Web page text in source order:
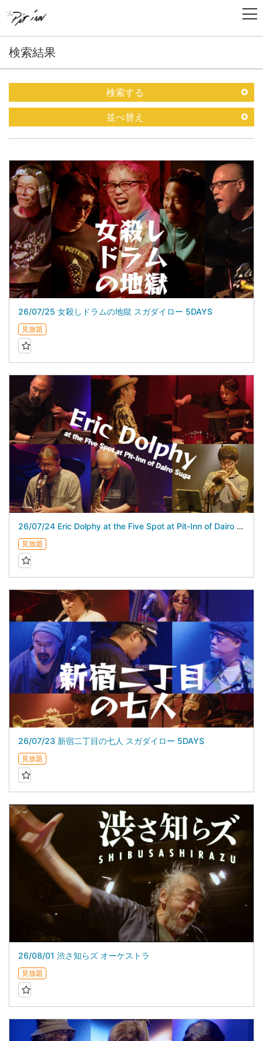
検索結果
検索する
並べ替え
26/07/25 女殺しドラムの地獄 スガダイロー 5DAYS
見放題
26/07/24 Eric Dolphy at the Five Spot at Pit-Inn of Dairo Suga スガダイロー 5DAYS
見放題
26/07/23 新宿二丁目の七人 スガダイロー 5DAYS
見放題
26/08/01 渋さ知らズ オーケストラ
見放題